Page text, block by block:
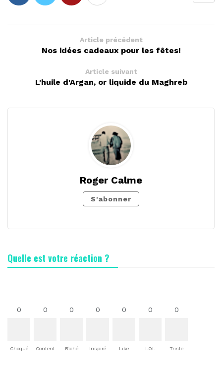
Article précédent
Nos idées cadeaux pour les fêtes!
Article suivant
L'huile d'Argan, or liquide du Maghreb
Roger Calme
S'abonner
Quelle est votre réaction ?
0
Choqué
0
Content
0
Fâché
0
Inspiré
0
Like
0
LOL
0
Triste